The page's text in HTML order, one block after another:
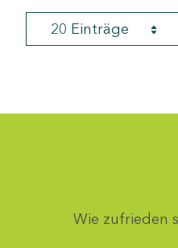
20 Einträge
Wie zufrieden